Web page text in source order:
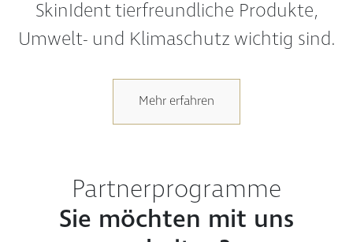
Umwelt- und Klimaschutz wichtig sind.
Mehr erfahren
Sie möchten mit uns
arbeiten?